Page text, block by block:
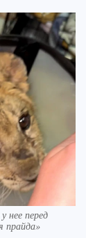
нее перед
прайда»